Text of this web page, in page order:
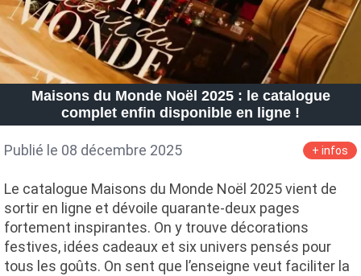
Maisons du Monde Noël 2025 : le catalogue
complet enfin disponible en ligne !
Publié le 08 décembre 2025 + infos
Le catalogue Maisons du Monde Noël 2025 vient de
sortir en ligne et dévoile quarante-deux pages
fortement inspirantes. On y trouve décorations
festives, idées cadeaux et six univers pensés pour
tous les goûts. On sent que l’enseigne veut faciliter la